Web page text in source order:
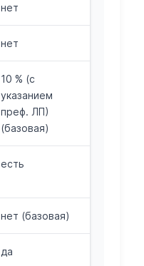
нет
нет
10 % (с
указанием
преф. ЛП)
(базовая)
есть
нет (базовая)
да